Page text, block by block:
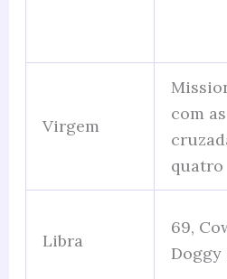
Virgem
com
quatro
Libra
69,
Doggy